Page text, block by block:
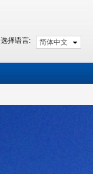
选择语言: 简体中文